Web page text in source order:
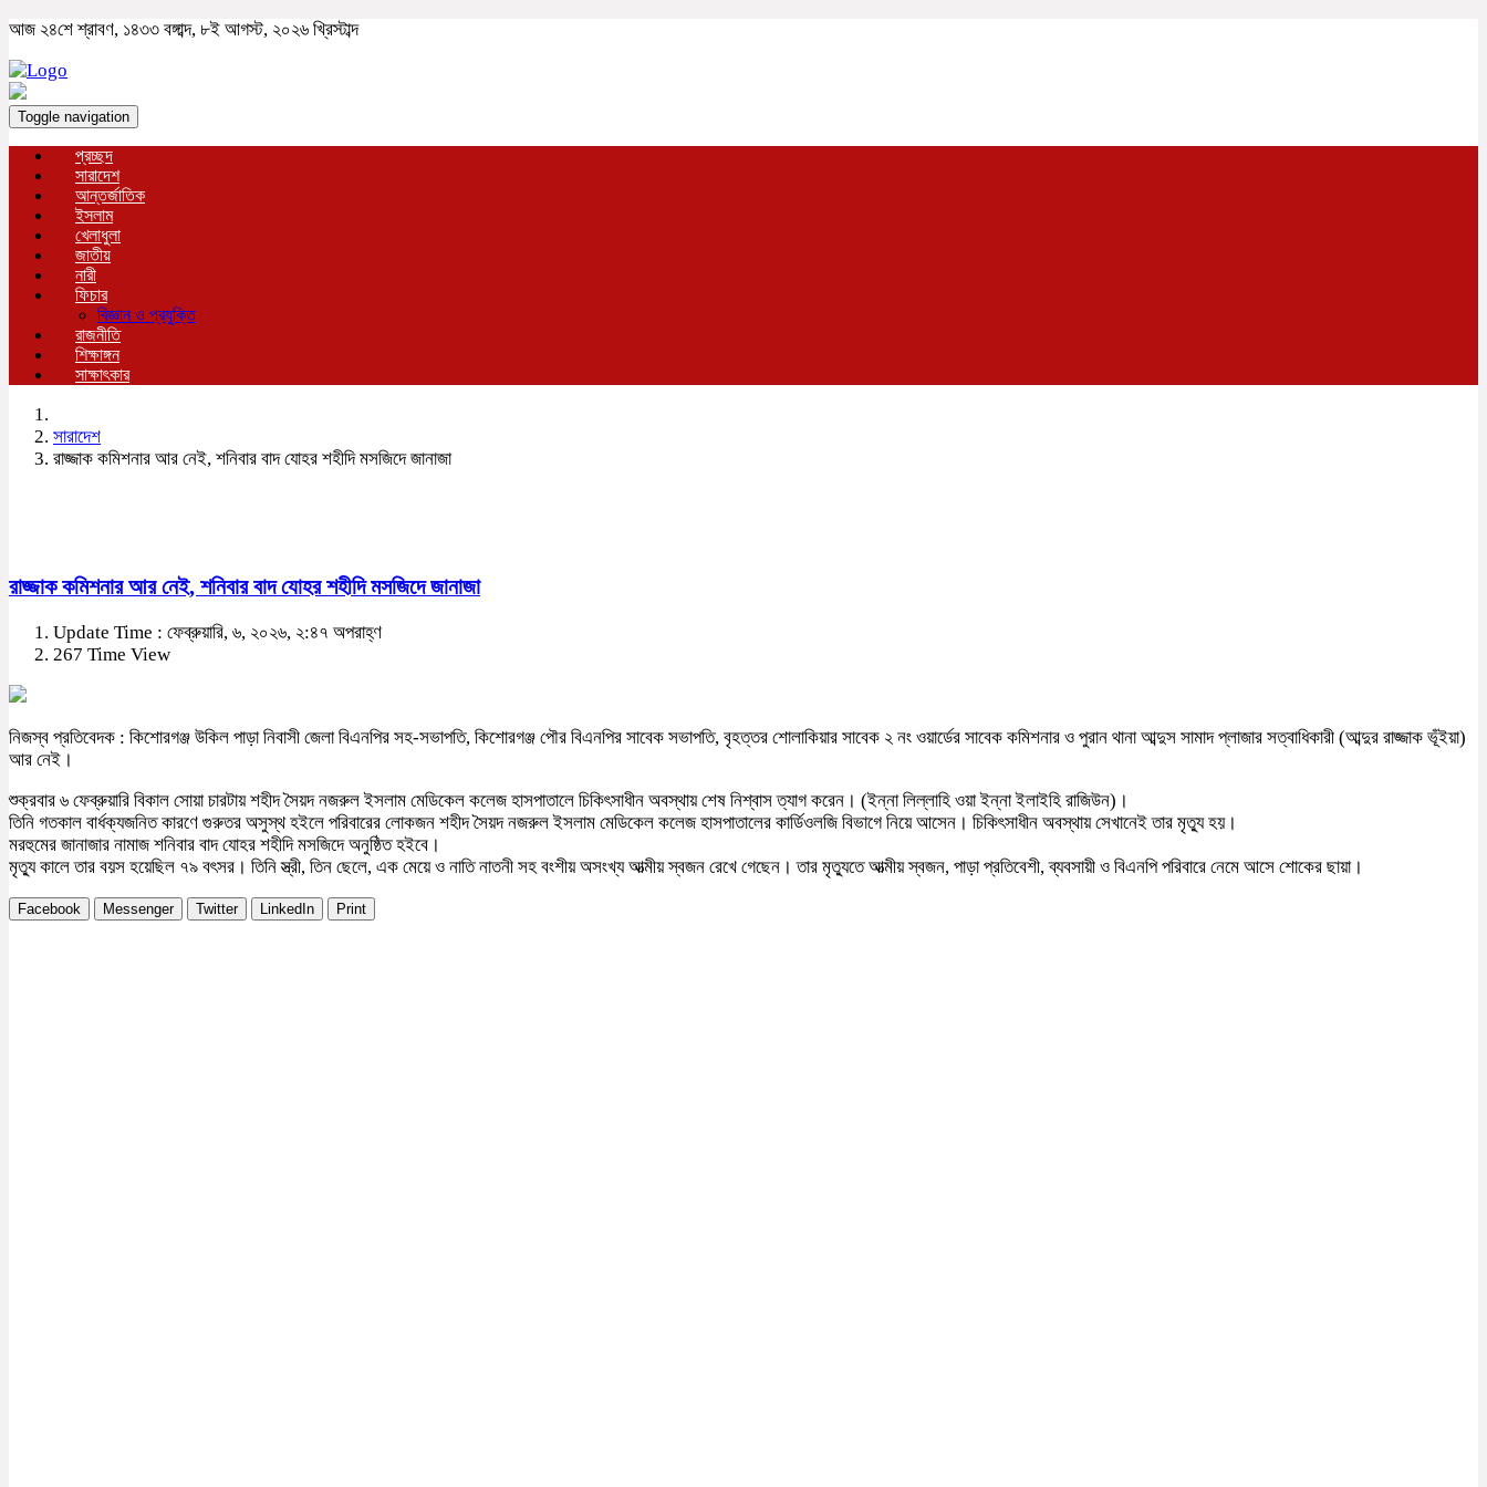
আজ ২৪শে শ্রাবণ, ১৪৩৩ বঙ্গাব্দ, ৮ই আগস্ট, ২০২৬ খ্রিস্টাব্দ
Toggle navigation
প্রচ্ছদ
সারাদেশ
আন্তর্জাতিক
ইসলাম
খেলাধুলা
জাতীয়
নারী
ফিচার
বিজ্ঞান ও প্রযুক্তি
রাজনীতি
শিক্ষাঙ্গন
সাক্ষাৎকার
সারাদেশ
রাজ্জাক কমিশনার আর নেই, শনিবার বাদ যোহর শহীদি মসজিদে জানাজা
রাজ্জাক কমিশনার আর নেই, শনিবার বাদ যোহর শহীদি মসজিদে জানাজা
Update Time : ফেব্রুয়ারি, ৬, ২০২৬, ২:৪৭ অপরাহ্ণ
267 Time View
নিজস্ব প্রতিবেদক : কিশোরগঞ্জ উকিল পাড়া নিবাসী জেলা বিএনপির সহ-সভাপতি, কিশোরগঞ্জ পৌর বিএনপির সাবেক সভাপতি, বৃহত্তর শোলাকিয়ার সাবেক ২ নং ওয়ার্ডের সাবেক কমিশনার ও পুরান থানা আব্দুস সামাদ প্লাজার সত্বাধিকারী (আব্দুর রাজ্জাক ভূঁইয়া)
আর নেই।
শুক্রবার ৬ ফেব্রুয়ারি বিকাল সোয়া চারটায় শহীদ সৈয়দ নজরুল ইসলাম মেডিকেল কলেজ হাসপাতালে চিকিৎসাধীন অবস্থায় শেষ নিশ্বাস ত্যাগ করেন। (ইন্না লিল্লাহি ওয়া ইন্না ইলাইহি রাজিউন)।
তিনি গতকাল বার্ধক্যজনিত কারণে গুরুতর অসুস্থ হইলে পরিবারের লোকজন শহীদ সৈয়দ নজরুল ইসলাম মেডিকেল কলেজ হাসপাতালের কার্ডিওলজি বিভাগে নিয়ে আসেন। চিকিৎসাধীন অবস্থায় সেখানেই তার মৃত্যু হয়।
মরহুমের জানাজার নামাজ শনিবার বাদ যোহর শহীদি মসজিদে অনুষ্ঠিত হইবে।
মৃত্যু কালে তার বয়স হয়েছিল ৭৯ বৎসর। তিনি স্ত্রী, তিন ছেলে, এক মেয়ে ও নাতি নাতনী সহ বংশীয় অসংখ্য আত্মীয় স্বজন রেখে গেছেন। তার মৃত্যুতে আত্মীয় স্বজন, পাড়া প্রতিবেশী, ব্যবসায়ী ও বিএনপি পরিবারে নেমে আসে শোকের ছায়া।
Facebook Messenger Twitter LinkedIn Print